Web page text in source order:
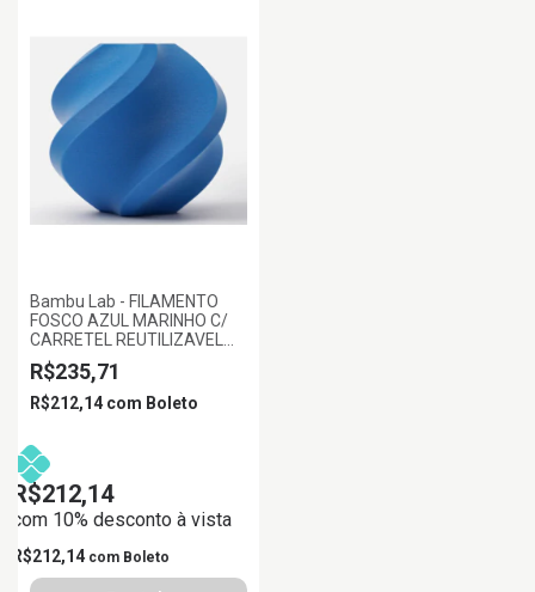
Bambu Lab - FILAMENTO
FOSCO AZUL MARINHO C/
CARRETEL REUTILIZAVEL
1KG 1.75MM BAMBU LAB
R$235,71
R$212,14 com Boleto
R$212,14
com 10% desconto à vista
R$212,14 com Boleto